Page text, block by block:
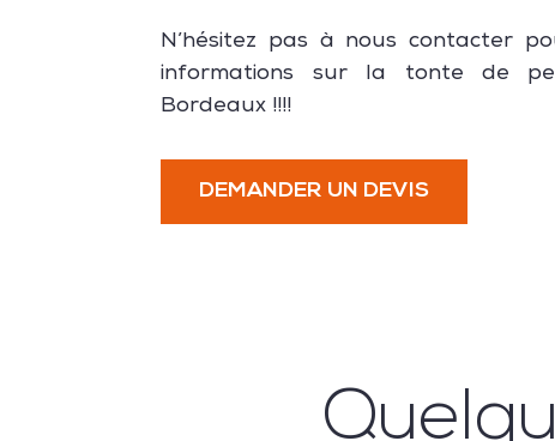
N’hésitez pas à nous contacter
informations sur la tonte de
Bordeaux !!!!
DEMANDER UN DEVIS